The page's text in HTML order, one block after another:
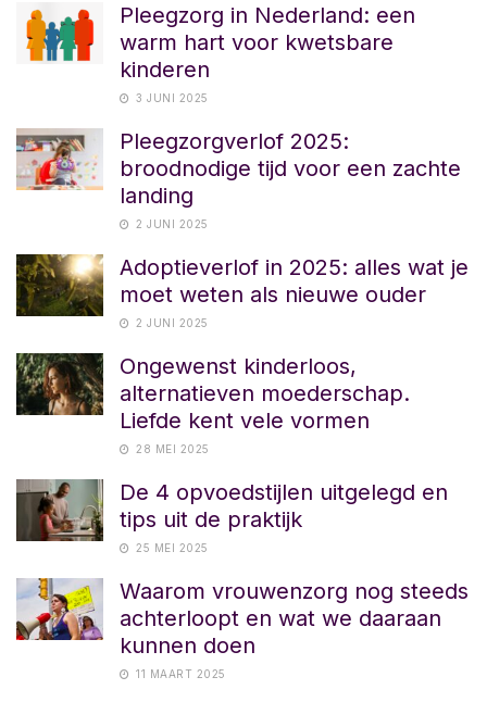
Pleegzorg in Nederland: een
warm hart voor kwetsbare
kinderen
3 JUNI 2025
Pleegzorgverlof 2025:
broodnodige tijd voor een zachte
landing
2 JUNI 2025
Adoptieverlof in 2025: alles wat je
moet weten als nieuwe ouder
2 JUNI 2025
Ongewenst kinderloos,
alternatieven moederschap.
Liefde kent vele vormen
28 MEI 2025
De 4 opvoedstijlen uitgelegd en
tips uit de praktijk
25 MEI 2025
Waarom vrouwenzorg nog steeds
achterloopt en wat we daaraan
kunnen doen
11 MAART 2025